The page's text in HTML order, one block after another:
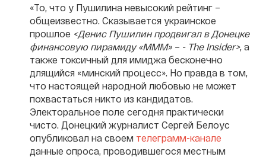
«То, что у Пушилина невысокий рейтинг –
общеизвестно. Сказывается украинское
прошлое <Денис Пушилин продвигал в Донецке
финансовую пирамиду «МММ» – - The Insider>, а
также токсичный для имиджа бесконечно
длящийся «минский процесс». Но правда в том,
что настоящей народной любовью не может
похвастаться никто из кандидатов.
Электоральное поле сегодня практически
чисто. Донецкий журналист Сергей Белоус
опубликовал на своем телеграмм-канале
данные опроса, проводившегося местным